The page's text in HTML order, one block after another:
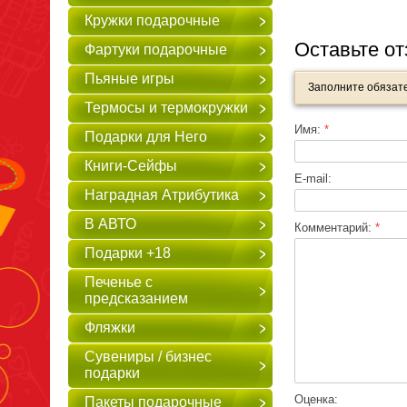
Кружки подарочные
Фартуки подарочные
Пьяные игры
Термосы и термокружки
Подарки для Него
Книги-Сейфы
Наградная Атрибутика
В АВТО
Подарки +18
Печенье с
предсказанием
Фляжки
Сувениры / бизнес
подарки
Пакеты подарочные
Оставьте
Заполните
Имя: *
E-mail:
Комментарий: *
Оценка: